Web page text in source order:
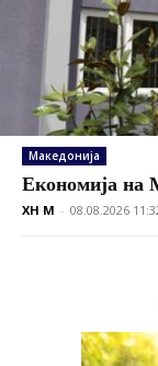
Македонија
Економија на
XH M - 08.08.2026